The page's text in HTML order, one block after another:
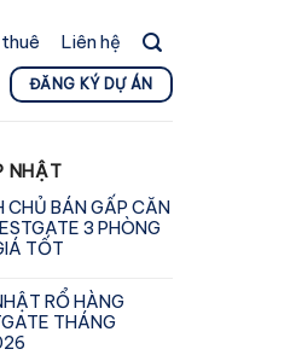
Liên hệ
ĐĂNG KÝ DỰ ÁN
NHẬT
CHỦ BÁN GẤP CĂN
3 PHÒNG
TỐT
RỔ HÀNG
THÁNG